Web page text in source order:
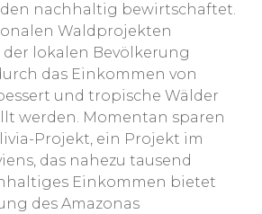
nachhaltig bewirtschaftet.
Waldprojekten
lokalen Bevölkerung
das Einkommen von
und tropische Wälder
werden. Momentan sparen
Projekt, ein Projekt im
das nahezu tausend
Einkommen bietet
des Amazonas